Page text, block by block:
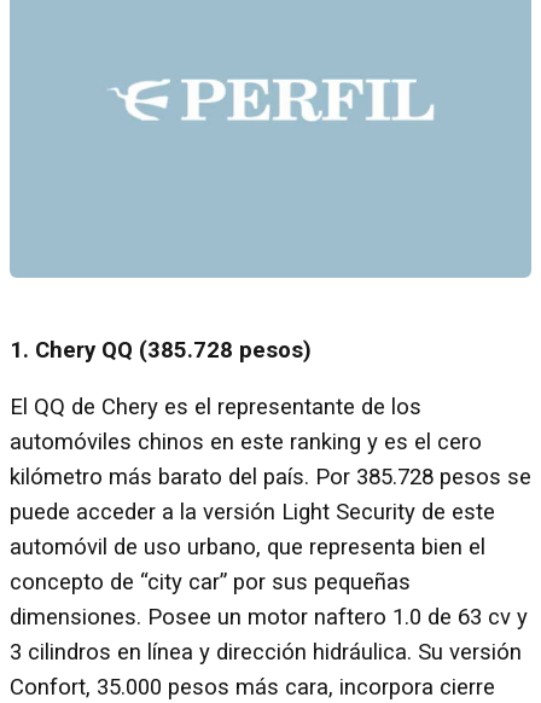
1. Chery QQ (385.728 pesos)
El QQ de Chery es el representante de los
automóviles chinos en este ranking y es el cero
kilómetro más barato del país. Por 385.728 pesos se
puede acceder a la versión Light Security de este
automóvil de uso urbano, que representa bien el
concepto de “city car” por sus pequeñas
dimensiones. Posee un motor naftero 1.0 de 63 cv y
3 cilindros en línea y dirección hidráulica. Su versión
Confort, 35.000 pesos más cara, incorpora cierre